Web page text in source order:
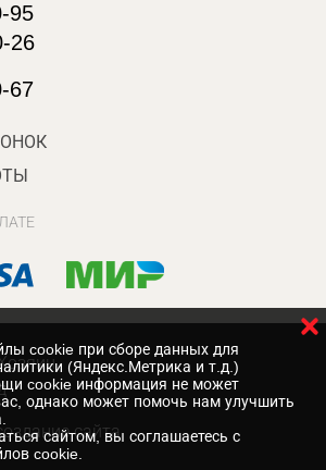
95
26
67
сайта
cookie при сборе данных для
(Яндекс.Метрика и т.д.)
cookie информация не может
однако может помочь нам улучшить
сайтом, вы соглашаетесь с
cookie.